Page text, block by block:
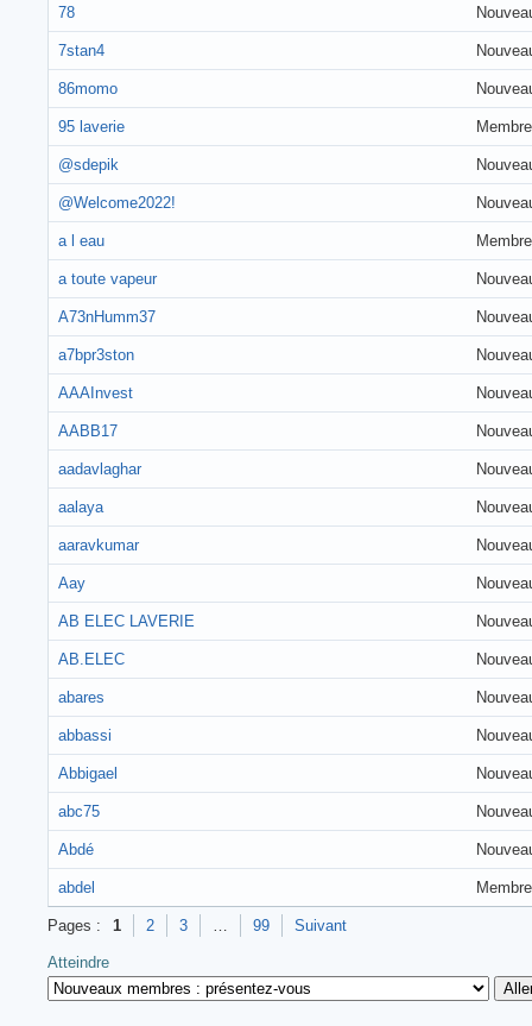
78
7stan4
86momo
95 laverie Membre
@sdepik
@Welcome2022!
a l eau Membre
a toute vapeur
A73nHumm37
a7bpr3ston
AAAInvest
AABB17
aadavlaghar
aalaya
aaravkumar
Aay
AB ELEC LAVERIE
AB.ELEC
abares
abbassi
Abbigael
abc75
Abdé
abdel Membre
Pages : 1 2 3 99 Suivant
Atteindre